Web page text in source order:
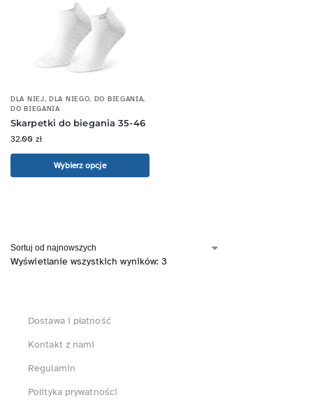
DLA NIEJ,DLA NIEGO, DO BIEGANIA,
DO BIEGANIA
Skarpetki do biegania 35-46
32.00 zł
Wybierz opcje
Wyświetlanie wszystkich wyników: 3
Dostawa i płatność
Kontakt z nami
Regulamin
Polityka prywatności